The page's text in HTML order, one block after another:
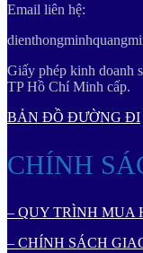
Email liên hệ:
Giấy phép kinh doanh
TP Hồ Chí Minh cấp.
BẢN ĐỒ ĐƯỜNG ĐI
CHÍNH
– QUY TRÌNH MUA
– CHÍNH SÁCH